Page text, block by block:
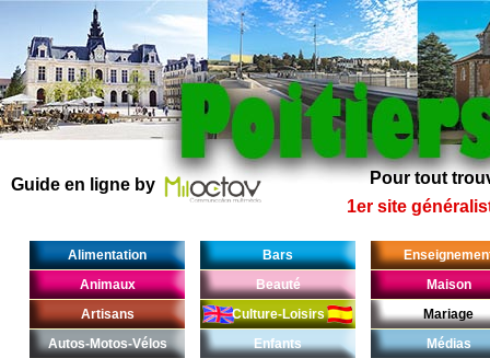
Pour tout
1er site
Guide en ligne by
Alimentation
Animaux
Artisans
Autos-Motos-Vélos
Bars
Beauté
Culture-Loisirs
Enfants
Maison
Mariage
Médias